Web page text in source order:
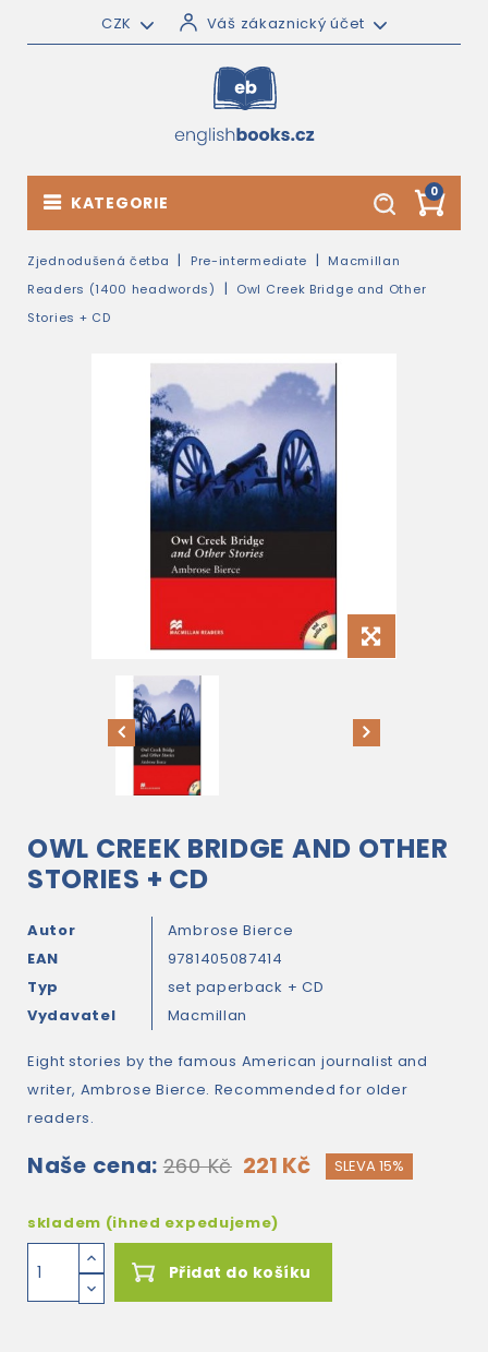
CZK Váš zákaznický účet
0
KATEGORIE
Zjednodušená četba Pre-intermediate
Macmillan
Readers (1400 headwords)
Owl Creek Bridge and Other
Stories + CD
OWL CREEK BRIDGE AND OTHER
STORIES + CD
Autor
Ambrose Bierce
EAN
9781405087414
Typ
set paperback + CD
Vydavatel
Macmillan
Eight stories by the famous American journalist and
writer, Ambrose Bierce. Recommended for older
readers.
Naše cena: 260 Kč 221 Kč SLEVA 15%
skladem (ihned expedujeme)
Přidat do košíku